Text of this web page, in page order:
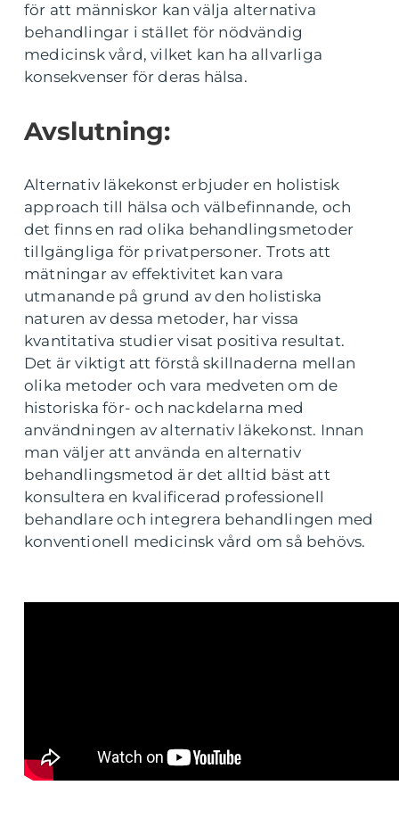
för att människor kan välja alternativa
behandlingar i stället för nödvändig
medicinsk vård, vilket kan ha allvarliga
konsekvenser för deras hälsa.
Avslutning:
Alternativ läkekonst erbjuder en holistisk
approach till hälsa och välbefinnande, och
det finns en rad olika behandlingsmetoder
tillgängliga för privatpersoner. Trots att
mätningar av effektivitet kan vara
utmanande på grund av den holistiska
naturen av dessa metoder, har vissa
kvantitativa studier visat positiva resultat.
Det är viktigt att förstå skillnaderna mellan
olika metoder och vara medveten om de
historiska för- och nackdelarna med
användningen av alternativ läkekonst. Innan
man väljer att använda en alternativ
behandlingsmetod är det alltid bäst att
konsultera en kvalificerad professionell
behandlare och integrera behandlingen med
konventionell medicinsk vård om så behövs.